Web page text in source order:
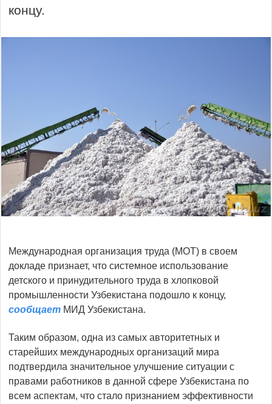
концу.
Международная организация труда (МОТ) в своем
докладе признает, что системное использование
детского и принудительного труда в хлопковой
промышленности Узбекистана подошло к концу,
сообщает МИД Узбекистана.
Таким образом, одна из самых авторитетных и
старейших международных организаций мира
подтвердила значительное улучшение ситуации с
правами работников в данной сфере Узбекистана по
всем аспектам, что стало признанием эффективности